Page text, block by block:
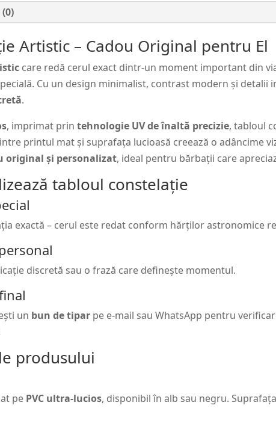
Artistic – Cadou Original pentru El
care redă cerul exact dintr-un moment important din
Cu un design minimalist, contrast modern și detalii
.
, imprimat printehnologie UV de înaltă precizie, tabloul
printul mat și suprafața lucioasă creează o adâncime
original și personalizat, ideal pentru bărbații care
tabloul constelație
exactă – cerul este redat conform hărților astronomice
discretă sau o frază care definește momentul.
un bun de tipar pe e-mail sau WhatsApp pentru
produsului
pe PVC ultra-lucios, disponibil în alb sau negru.